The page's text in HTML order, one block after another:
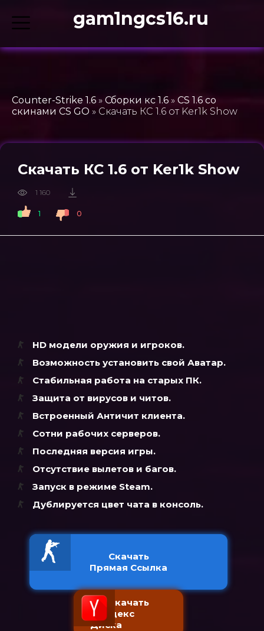
gam1ngcs16.ru
Counter-Strike 1.6 » Сборки кс 1.6 » CS 1.6 со
скинами CS GO » Скачать КС 1.6 от Ker1k Show
Скачать КС 1.6 от Ker1k Show
1 160
1 0
HD модели оружия и игроков.
Возможность установить свой Аватар.
Стабильная работа на старых ПК.
Защита от вирусов и читов.
Встроенный Античит клиента.
Сотни рабочих серверов.
Последняя версия игры.
Отсутствие вылетов и багов.
Запуск в режиме Steam.
Дублируется цвет чата в консоль.
Скачать
Прямая Ссылка
Скачать
с Яндекс
Диска